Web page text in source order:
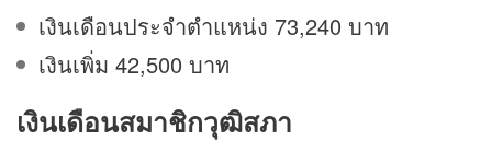
เงินเดือนประจำตำแหน่ง 73,240 บาท
เงินเพิ่ม 42,500 บาท
เงินเดือนสมาชิกวุฒิสภา